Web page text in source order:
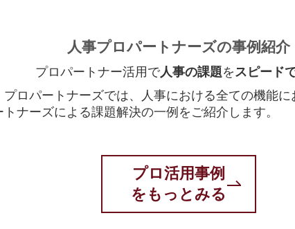
人事プロパートナーズの事例紹介
プロパートナー活⽤で人事の課題をスピード
ロパートナーズでは、人事における全ての機能
ナーズによる課題解決の一例をご紹介します。
プロ活用事例
をもっとみる